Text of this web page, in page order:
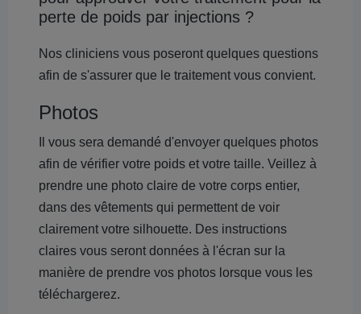
perte de poids par injections ?
Nos cliniciens vous poseront quelques questions
afin de s'assurer que le traitement vous convient.
Photos
Il vous sera demandé d'envoyer quelques photos
afin de vérifier votre poids et votre taille. Veillez à
prendre une photo claire de votre corps entier,
dans des vêtements qui permettent de voir
clairement votre silhouette. Des instructions
claires vous seront données à l'écran sur la
manière de prendre vos photos lorsque vous les
téléchargerez.